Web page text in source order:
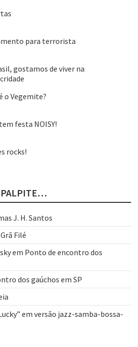
para terrorista
gostamos de viver na
o Vegemite?
festa NOISY!
rocks!
PALPITE…
J. H. Santos
Filé
em Ponto de encontro dos
dos gaúchos em SP
em versão jazz-samba-bossa-